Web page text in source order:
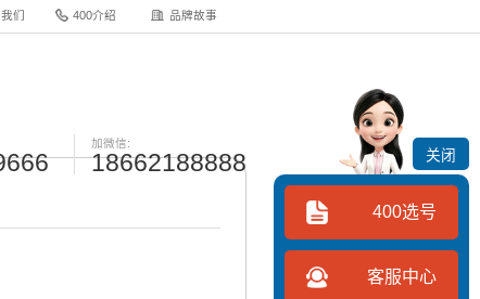
们 400介绍 品牌故事
加微信:
18662188888 关闭
400选号
客服中心